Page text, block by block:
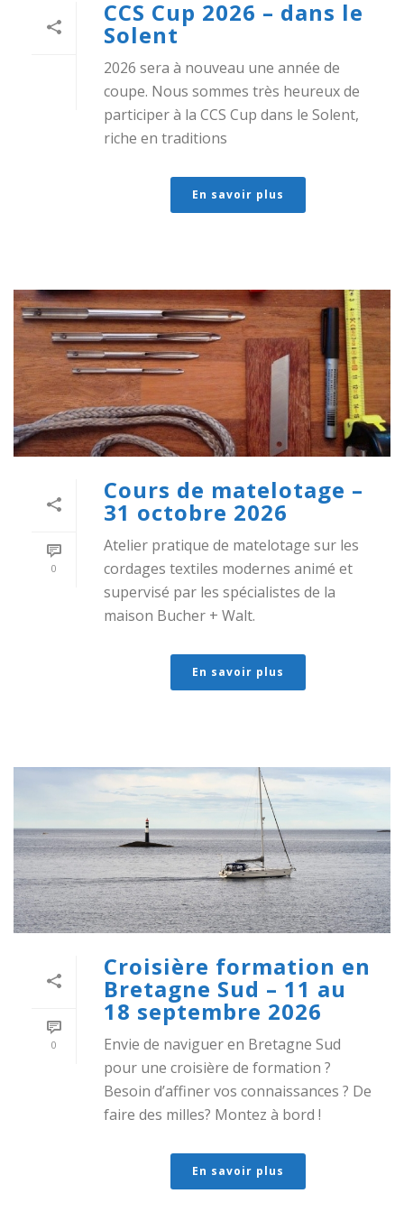
CCS Cup 2026 – dans le
Solent
2026 sera à nouveau une année de
coupe. Nous sommes très heureux de
participer à la CCS Cup dans le Solent,
riche en traditions
En savoir plus
0
Cours de matelotage –
31 octobre 2026
Atelier pratique de matelotage sur les
cordages textiles modernes animé et
supervisé par les spécialistes de la
maison Bucher + Walt.
En savoir plus
0
Croisière formation en
Bretagne Sud – 11 au
18 septembre 2026
Envie de naviguer en Bretagne Sud
pour une croisière de formation ?
Besoin d’affiner vos connaissances ? De
faire des milles? Montez à bord !
En savoir plus